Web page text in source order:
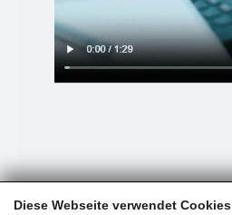
Diese Webseite verwendet Cookies